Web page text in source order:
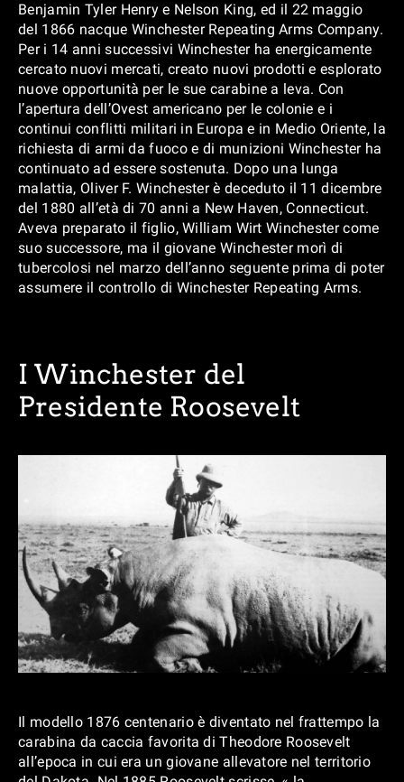
Benjamin Tyler Henry e Nelson King, ed il 22 maggio
del 1866 nacque Winchester Repeating Arms Company.
Per i 14 anni successivi Winchester ha energicamente
cercato nuovi mercati, creato nuovi prodotti e esplorato
nuove opportunità per le sue carabine a leva. Con
l’apertura dell’Ovest americano per le colonie e i
continui conflitti militari in Europa e in Medio Oriente, la
richiesta di armi da fuoco e di munizioni Winchester ha
continuato ad essere sostenuta. Dopo una lunga
malattia, Oliver F. Winchester è deceduto il 11 dicembre
del 1880 all’età di 70 anni a New Haven, Connecticut.
Aveva preparato il figlio, William Wirt Winchester come
suo successore, ma il giovane Winchester morì di
tubercolosi nel marzo dell’anno seguente prima di poter
assumere il controllo di Winchester Repeating Arms.
I Winchester del
Presidente Roosevelt
Il modello 1876 centenario è diventato nel frattempo la
carabina da caccia favorita di Theodore Roosevelt
all’epoca in cui era un giovane allevatore nel territorio